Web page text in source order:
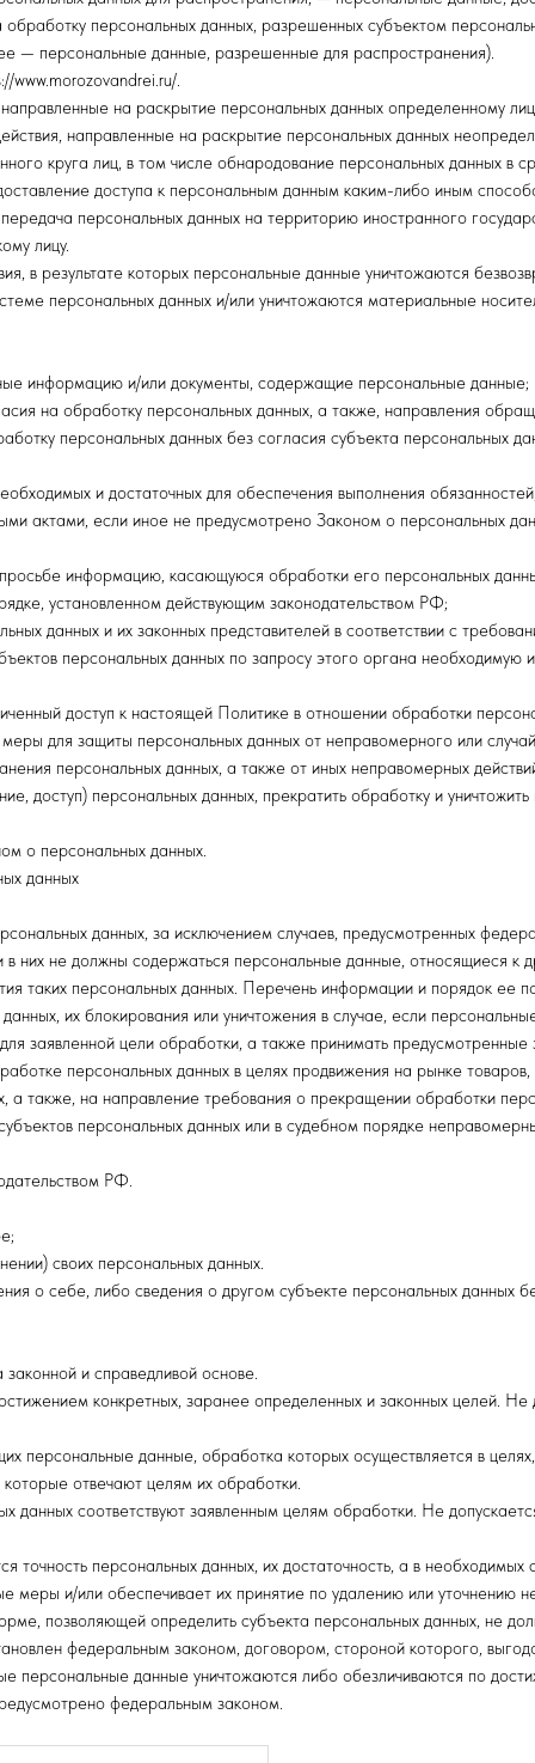
персональных данных, разрешенных субъектом
— персональные данные, разрешенные для распространения).
www.morozovandrei.ru/.
на раскрытие персональных данных определенному
направленные на раскрытие персональных данных
круга лиц, в том числе обнародование персональных данных в
доступа к персональным данным каким-либо иным
персональных данных на территорию иностранного
лицу.
в результате которых персональные данные уничтожаются
персональных данных и/или уничтожаются материальные
информацию и/или документы, содержащие персональные данные;
на обработку персональных данных, а также, направления
персональных данных без согласия субъекта персональных
и достаточных для обеспечения выполнения
актами, если иное не предусмотрено Законом о персональных
информацию, касающуюся обработки его персональных
установленном действующим законодательством РФ;
данных и их законных представителей в соответствии с
персональных данных по запросу этого органа необходимую
доступ к настоящей Политике в отношении обработки
для защиты персональных данных от неправомерного или
персональных данных, а также от иных неправомерных
доступ) персональных данных, прекратить обработку и
о персональных данных.
данных
данных, за исключением случаев, предусмотренных
них не должны содержаться персональные данные, относящиеся к
таких персональных данных. Перечень информации и порядок ее
их блокирования или уничтожения в случае, если
заявленной цели обработки, а также принимать
персональных данных в целях продвижения на рынке товаров,
а также, на направление требования о прекращении обработки
персональных данных или в судебном порядке
РФ.
своих персональных данных.
о себе, либо сведения о другом субъекте персональных данных
и справедливой основе.
конкретных, заранее определенных и законных целей. Не
персональные данные, обработка которых осуществляется в
отвечают целям их обработки.
соответствуют заявленным целям обработки. Не
персональных данных, их достаточность, а в
и/или обеспечивает их принятие по удалению или уточнению
позволяющей определить субъекта персональных данных, не
федеральным законом, договором, стороной которого,
персональные данные уничтожаются либо обезличиваются по
федеральным законом.